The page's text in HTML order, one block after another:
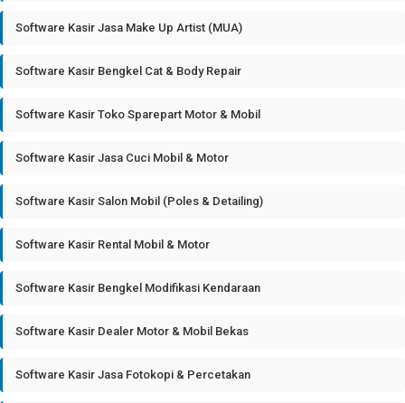
Software Kasir Jasa Make Up Artist (MUA)
Software Kasir Bengkel Cat & Body Repair
Software Kasir Toko Sparepart Motor & Mobil
Software Kasir Jasa Cuci Mobil & Motor
Software Kasir Salon Mobil (Poles & Detailing)
Software Kasir Rental Mobil & Motor
Software Kasir Bengkel Modifikasi Kendaraan
Software Kasir Dealer Motor & Mobil Bekas
Software Kasir Jasa Fotokopi & Percetakan